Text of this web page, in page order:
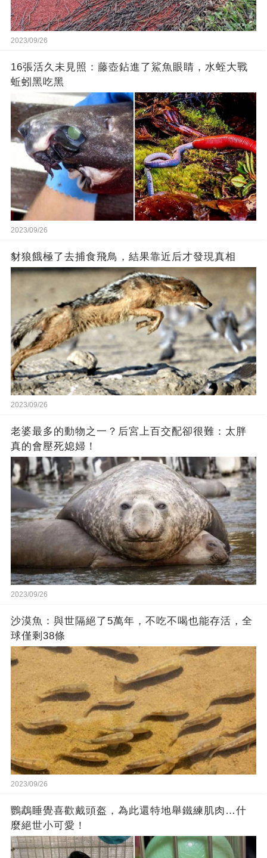
2023/09/26
16張活久未見照：藤壺鉆進了鯊魚眼睛，水蛭大戰
蚯蚓黑吃黑
2023/09/26
豺狼餓極了去捕食飛鳥，結果靠近后才發現真相
2023/09/26
老婆最多的動物之一？后宮上百交配卻很難：太胖
真的會壓死媳婦！
2023/09/26
沙漠魚：與世隔絕了5萬年，不吃不喝也能存活，全
球僅剩38條
2023/09/26
鸚鵡睡覺喜歡戴頭盔，為此還特地舉鐵練肌肉…什
麼絕世小可愛！